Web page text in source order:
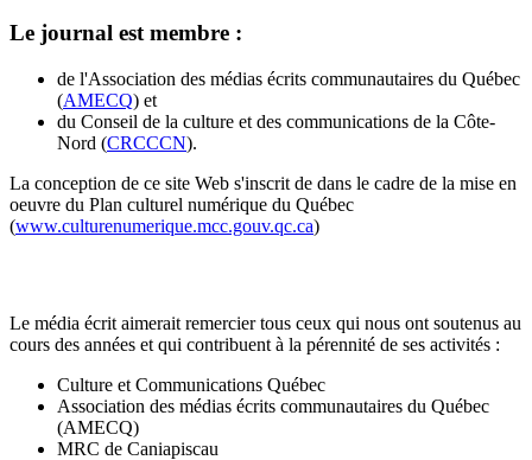
Le journal est membre :
de l'Association des médias écrits communautaires du Québec
(AMECQ) et
du Conseil de la culture et des communications de la Côte-
Nord (CRCCCN).
La conception de ce site Web s'inscrit de dans le cadre de la mise en
oeuvre du Plan culturel numérique du Québec
(www.culturenumerique.mcc.gouv.qc.ca)
Le média écrit aimerait remercier tous ceux qui nous ont soutenus au
cours des années et qui contribuent à la pérennité de ses activités :
Culture et Communications Québec
Association des médias écrits communautaires du Québec
(AMECQ)
MRC de Caniapiscau